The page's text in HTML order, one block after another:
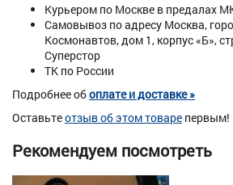
Курьером по Москве в предалах
Самовывоз по адресу Москва,
Космонавтов, дом 1, корпус «Б»,
Суперстор
ТК по России
Подробнее обоплате и доставке »
Оставьтеотзыв об этом товаре первым!
Рекомендуем посмотреть